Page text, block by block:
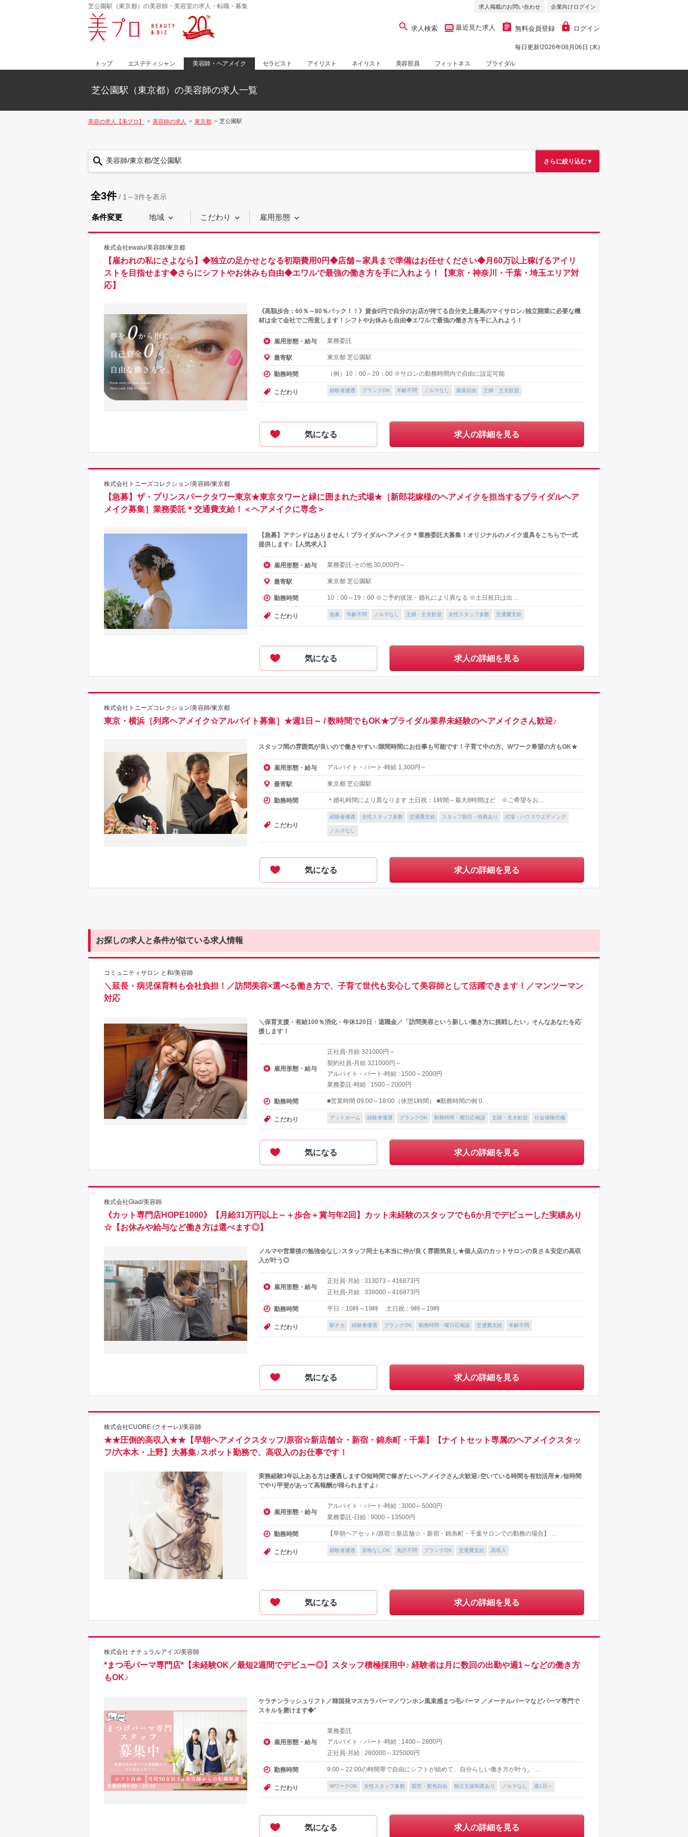
芝公園駅（東京都）の美容師・美容室の求人・転職・募集 求人掲載のお問い合わせ 企業向けログイン
求人検索 最近見た求人 無料会員登録 ログイン
毎日更新!2026年08月06日 (木)
トップ エステティシャン 美容師・ヘアメイク セラピスト アイリスト ネイリスト 美容部員 フィットネス ブライダル
芝公園駅（東京都）の美容師の求人一覧
美容の求人【美プロ】 美容師の求人 東京都 芝公園駅
美容師/東京都/芝公園駅 さらに絞り込む▼
全3件/ 1～3件を表示
条件変更 地域 こだわり 雇用形態
株式会社ewalu/美容師/東京都
【雇われの私にさよなら】◆独立の足かせとなる初期費用0円◆店舗～家具まで準備はお任せください◆月60万以上稼げるアイリ
ストを目指せます◆さらにシフトやお休みも自由◆エワルで最強の働き方を手に入れよう！【東京・神奈川・千葉・埼玉エリア対
応】
《高額歩合：60％～80％バック！！》資金0円で自分のお店が持てる自分史上最高のマイサロン♪独立開業に必要な機
材は全て会社でご用意します！シフトやお休みも自由◆エワルで最強の働き方を手に入れよう！
雇用形態・給与 業務委託
最寄駅 東京都 芝公園駅
勤務時間 （例）10：00～20：00 ※サロンの勤務時間内で自由に設定可能
こだわり 経験者優遇 ブランクOK 年齢不問 ノルマなし 服装自由 主婦・主夫歓迎
気になる 求人の詳細を見る
株式会社トニーズコレクション/美容師/東京都
【急募】ザ・プリンスパークタワー東京★東京タワーと緑に囲まれた式場★［新郎花嫁様のヘアメイクを担当するブライダルヘア
メイク募集］業務委託＊交通費支給！＜ヘアメイクに専念＞
【急募】アテンドはありません！ブライダルヘアメイク＊業務委託大募集！オリジナルのメイク道具をこちらで一式
提供します♪【人気求人】
雇用形態・給与 業務委託-その他 30,000円～
最寄駅 東京都 芝公園駅
勤務時間 10：00～19：00 ※ご予約状況・婚礼により異なる ※土日祝日は出…
こだわり 急募 年齢不問 ノルマなし 主婦・主夫歓迎 女性スタッフ多数 交通費支給
気になる 求人の詳細を見る
株式会社トニーズコレクション/美容師/東京都
東京・横浜［列席ヘアメイク☆アルバイト募集］★週1日～ / 数時間でもOK★ブライダル業界未経験のヘアメイクさん歓迎♪
スタッフ間の雰囲気が良いので働きやすい♪隙間時間にお仕事も可能です！子育て中の方、Wワーク希望の方もOK★
雇用形態・給与 アルバイト・パート-時給 1,300円～
最寄駅 東京都 芝公園駅
勤務時間 ＊婚礼時間により異なります 土日祝：1時間～最大8時間ほど ※ご希望をお…
こだわり
経験者優遇 女性スタッフ多数 交通費支給 スタッフ割引・特典あり 式場・ハウスウエディング
ノルマなし
気になる 求人の詳細を見る
お探しの求人と条件が似ている求人情報
コミュニティサロン と和/美容師
＼延長・病児保育料も会社負担！／訪問美容×選べる働き方で、子育て世代も安心して美容師として活躍できます！／マンツーマン
対応
＼保育支援・有給100％消化・年休120日・退職金／「訪問美容という新しい働き方に挑戦したい」そんなあなたを応
援します！
雇用形態・給与
正社員-月給 321000円～
契約社員-月給 321000円～
アルバイト・パート-時給 : 1500～2000円
業務委託-時給 : 1500～2000円
勤務時間 ■営業時間 09:00～18:00（休憩1時間） ■勤務時間の例 0…
こだわり アットホーム 経験者優遇 ブランクOK 勤務時間・曜日応相談 主婦・主夫歓迎 社会保険完備
気になる 求人の詳細を見る
株式会社Glad/美容師
《カット専門店HOPE1000》【月給31万円以上～＋歩合＋賞与年2回】カット未経験のスタッフでも6か月でデビューした実績あり
☆【お休みや給与など働き方は選べます◎】
ノルマや営業後の勉強会なし♪スタッフ同士も本当に仲が良く雰囲気良し★個人店のカットサロンの良さ＆安定の高収
入が叶う◎
雇用形態・給与
正社員-月給 : 313073 ～416873 円
正社員-月給 : 338000～416873円
勤務時間 平日：10時～19時 土日祝：9時～19時
こだわり 駅チカ 経験者優遇 ブランクOK 勤務時間・曜日応相談 交通費支給 年齢不問
気になる 求人の詳細を見る
株式会社CUORE (クオーレ)/美容師
★★圧倒的高収入★★【早朝ヘアメイクスタッフ/原宿☆新店舗☆・新宿・錦糸町・千葉】【ナイトセット専属のヘアメイクスタッ
フ/六本木・上野】大募集♪スポット勤務で、高収入のお仕事です！
実務経験3年以上ある方は優遇します◎短時間で稼ぎたいヘアメイクさん大歓迎♪空いている時間を有効活用★♪短時間
でやり甲斐があって高報酬が得られますよ♪
雇用形態・給与
アルバイト・パート-時給 : 3000～5000円
業務委託-日給 : 9000～ 13500円
勤務時間 【早朝ヘアセット/原宿☆新店舗☆・新宿・錦糸町・千葉サロンでの勤務の場合】 …
こだわり 経験者優遇 資格なしOK 免許不問 ブランクOK 交通費支給 高収入
気になる 求人の詳細を見る
株式会社 ナチュラルアイズ/美容師
*まつ毛パーマ専門店*【未経験OK／最短2週間でデビュー◎】スタッフ積極採用中♪ 経験者は月に数回の出勤や週1～などの働き方
もOK♪
ケラチンラッシュリフト／韓国発マスカラパーマ／ワンホン風束感まつ毛パーマ ／メーテルパーマなどパーマ専門で
スキルを磨けます◆⁺
雇用形態・給与
業務委託
アルバイト・パート-時給 : 1400～2800円
正社員-月給 : 260000～325000円
勤務時間 9:00～22:00の時間帯で自由にシフトが組めて、自分らしい働き方が叶う。 …
こだわり WワークOK 女性スタッフ多数 髪型・髪色自由 独立支援制度あり ノルマなし 週1日～
気になる 求人の詳細を見る